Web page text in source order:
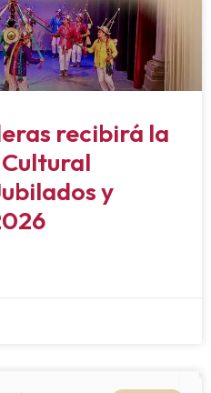
recibirá la
y